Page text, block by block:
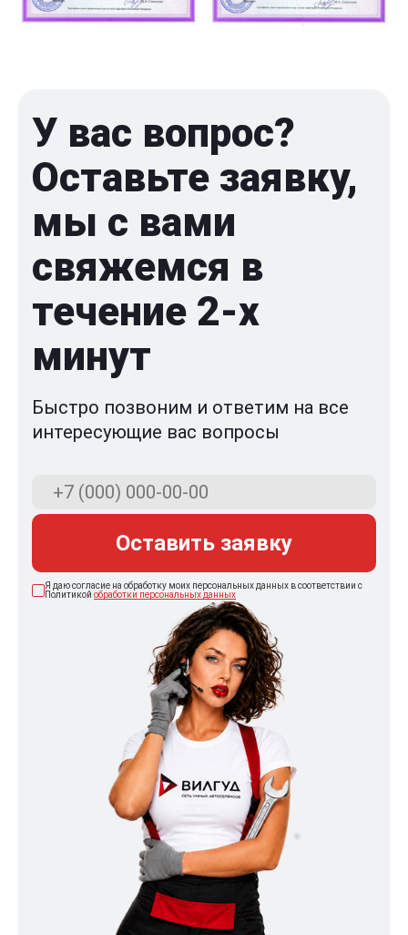
У вас вопрос?
Оставьте заявку,
мы с вами
свяжемся в
течение 2-x
минут
Быстро позвоним и ответим на все
интересующие вас вопросы
Оставить заявку
Я даю согласие на обработку моих персональных данных в соответствии с
Политикой обработки персональных данных